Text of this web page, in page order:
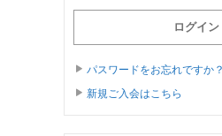
パスワードをお忘れですか？
新規ご入会はこちら